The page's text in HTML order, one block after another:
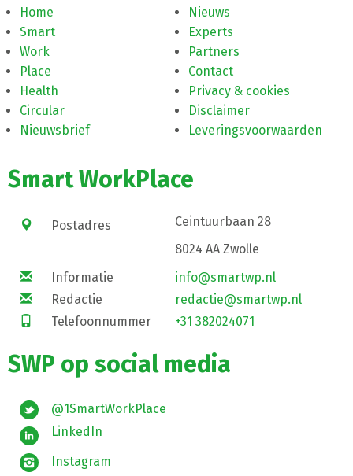
Home
Smart
Work
Place
Health
Circular
Nieuwsbrief
Nieuws
Experts
Partners
Contact
Privacy & cookies
Disclaimer
Leveringsvoorwaarden
Smart WorkPlace
Postadres
Ceintuurbaan 28
8024 AA Zwolle
Informatie
info@smartwp.nl
Redactie
redactie@smartwp.nl
Telefoonnummer
+31 382024071
SWP op social media
@1SmartWorkPlace
LinkedIn
Instagram